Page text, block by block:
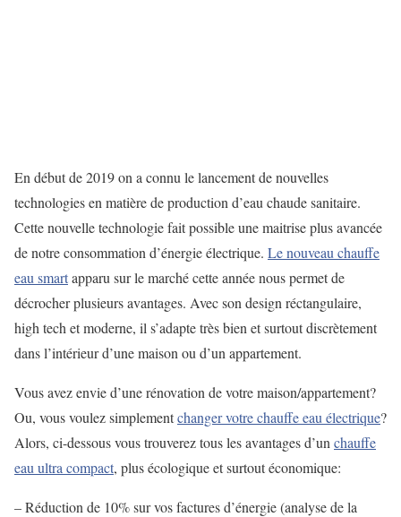
En début de 2019 on a connu le lancement de nouvelles
technologies en matière de production d’eau chaude sanitaire.
Cette nouvelle technologie fait possible une maitrise plus avancée
de notre consommation d’énergie électrique. Le nouveau chauffe
eau smartapparu sur le marché cette année nous permet de
décrocher plusieurs avantages. Avec son design réctangulaire,
high tech et moderne, il s’adapte très bien et surtout discrètement
dans l’intérieur d’une maison ou d’un appartement.
Vous avez envie d’une rénovation de votre maison/appartement?
Ou, vous voulez simplementchanger votre chauffe eau électrique?
Alors, ci-dessous vous trouverez tous les avantages d’un chauffe
eau ultra compact, plus écologique et surtout économique:
– Réduction de 10% sur vos factures d’énergie (analyse de la